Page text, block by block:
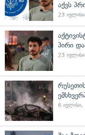
აქვს
23
პირი
23
6